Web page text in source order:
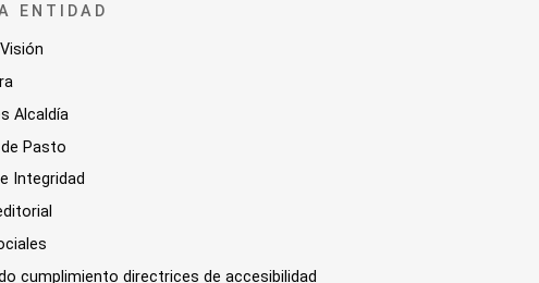
ENTIDAD
Alcaldía
Pasto
Integridad
cumplimiento directrices de accesibilidad